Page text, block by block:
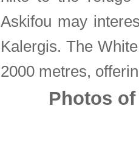
Askifou may
Kalergis. The
2000 metres,
Photos